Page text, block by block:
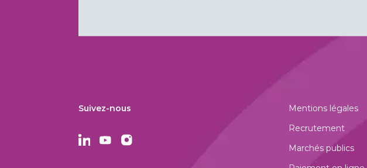
Suivez-nous
Mentions légales
Recrutement
Marchés publics